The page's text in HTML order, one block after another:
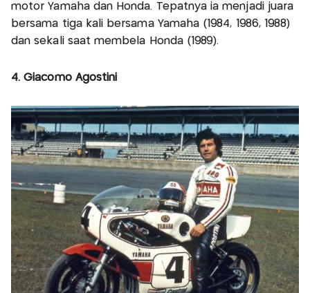
motor Yamaha dan Honda. Tepatnya ia menjadi juara
bersama tiga kali bersama Yamaha (1984, 1986, 1988)
dan sekali saat membela Honda (1989).
4. Giacomo Agostini